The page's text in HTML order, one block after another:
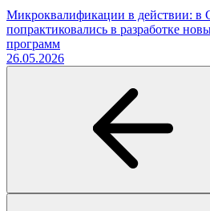
Микроквалификации в действии: в
попрактиковались в разработке
программ
26.05.2026